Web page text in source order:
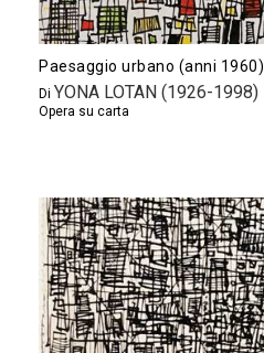
Paesaggio urbano (anni 1960)
Di YONA LOTAN (1926-1998)
Opera su carta